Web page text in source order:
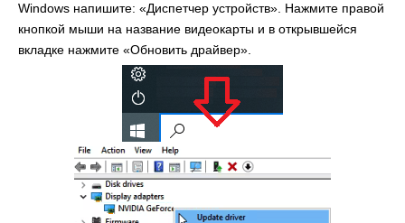
Windows напишите: «Диспетчер устройств». Нажмите правой
кнопкой мыши на название видеокарты и в открывшейся
вкладке нажмите «Обновить драйвер».